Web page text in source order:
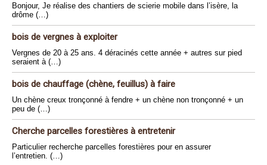
Bonjour, Je réalise des chantiers de scierie mobile dans l’isère, la
drôme (…)
bois de vergnes à exploiter
Vergnes de 20 à 25 ans. 4 déracinés cette année + autres sur pied
seraient à (…)
bois de chauffage (chène, feuillus) à faire
Un chène creux tronçonné à fendre + un chène non tronçonné + un
peu de (…)
Cherche parcelles forestières à entretenir
Particulier recherche parcelles forestières pour en assurer
l’entretien. (…)